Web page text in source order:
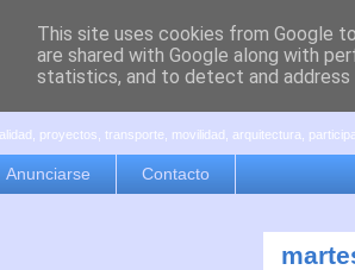
proyectos, transporte, movilidad, arquitectura,
Anunciarse Contacto
This site uses cookies from Google
are shared with Google along with
statistics, and to detect and address